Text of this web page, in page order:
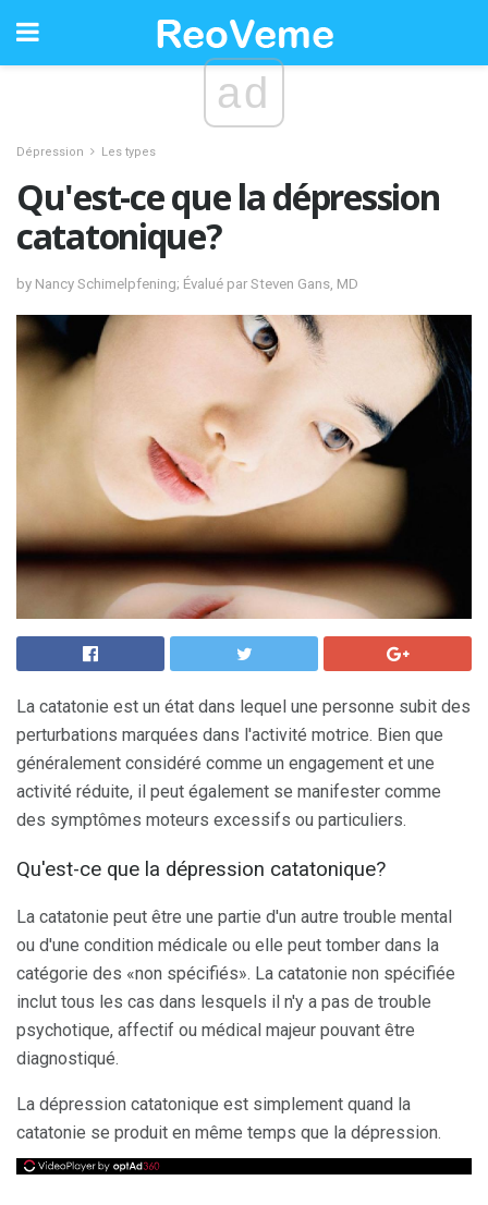
ad
Dépression Les types
Qu'est-ce que la dépression
catatonique?
by Nancy Schimelpfening; Évalué par Steven Gans, MD
La catatonie est un état dans lequel une personne subit des
perturbations marquées dans l'activité motrice. Bien que
généralement considéré comme un engagement et une
activité réduite, il peut également se manifester comme
des symptômes moteurs excessifs ou particuliers.
Qu'est-ce que la dépression catatonique?
La catatonie peut être une partie d'un autre trouble mental
ou d'une condition médicale ou elle peut tomber dans la
catégorie des «non spécifiés». La catatonie non spécifiée
inclut tous les cas dans lesquels il n'y a pas de trouble
psychotique, affectif ou médical majeur pouvant être
diagnostiqué.
La dépression catatonique est simplement quand la
catatonie se produit en même temps que la dépression.